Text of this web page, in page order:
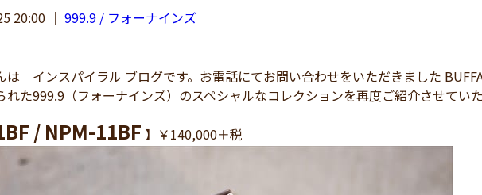
20:00 ｜ 999.9 / フォーナインズ
インスパイラル ブログです。お電話にてお問い合わせをいただきました
れた999.9（フォーナインズ）のスペシャルなコレクションを再度ご紹介させていた
/ NPM-11BF 】￥140,000＋税